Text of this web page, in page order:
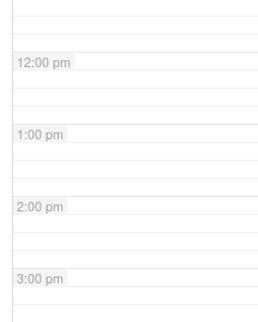
12:00 pm
1:00 pm
2:00 pm
3:00 pm